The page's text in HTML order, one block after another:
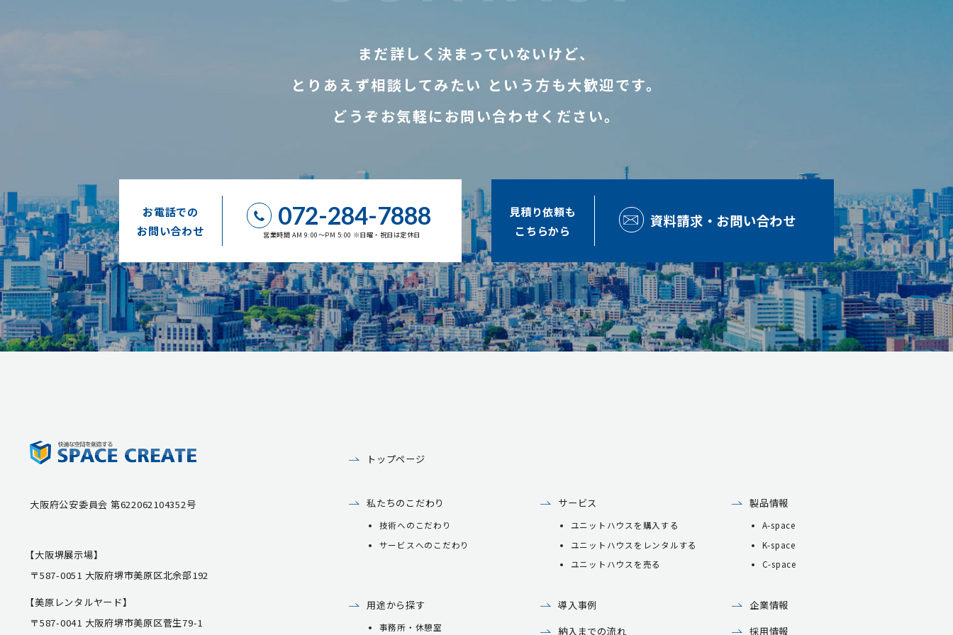
まだ詳しく決まっていないけど、
とりあえず相談してみたい という方も大歓迎です。
どうぞお気軽にお問い合わせください。
お電話での
お問い合わせ
072-284-7888
営業時間 AM 9:00～PM 5:00 ※日曜・祝日は定休日
見積り依頼も
こちらから
資料請求・お問い合わせ
大阪府公安委員会 第622062104352号
【大阪堺展示場】
〒587-0051 大阪府堺市美原区北余部192
【美原レンタルヤード】
〒587-0041 大阪府堺市美原区菅生79-1
トップページ
私たちのこだわり
技術へのこだわり
サービスへのこだわり
サービス
ユニットハウスを購入する
ユニットハウスをレンタルする
ユニットハウスを売る
製品情報
A-space
K-space
C-space
用途から探す
事務所・休憩室
導入事例
納入までの流れ
企業情報
採用情報